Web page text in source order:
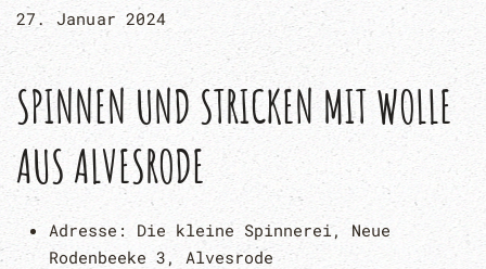
27. Januar 2024
SPINNEN UND STRICKEN MIT WOLLE
AUS ALVESRODE
Adresse: Die kleine Spinnerei, Neue
Rodenbeeke 3, Alvesrode